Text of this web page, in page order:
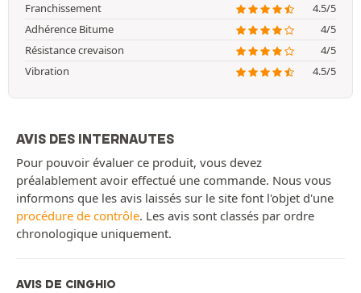
Franchissement
4.5/5
Adhérence Bitume
4/5
Résistance crevaison
4/5
Vibration
4.5/5
AVIS DES INTERNAUTES
Pour pouvoir évaluer ce produit, vous devez
préalablement avoir effectué une commande. Nous vous
informons que les avis laissés sur le site font l'objet d'une
procédure de contrôle. Les avis sont classés par ordre
chronologique uniquement.
AVIS DE CINGHIO